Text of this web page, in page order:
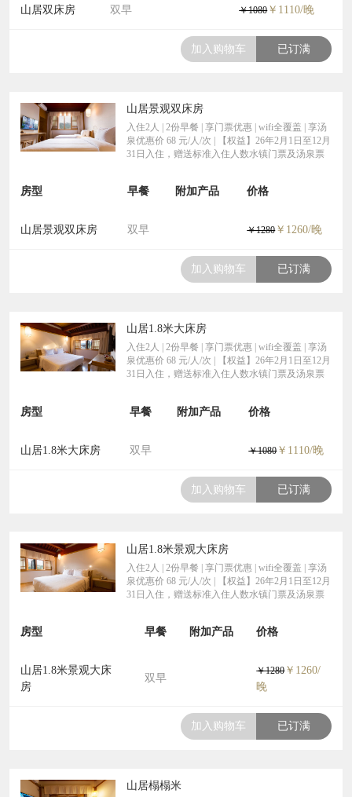
山居双床房 双早 ￥1080￥1110/晚
加入购物车 已订满
山居景观双床房
入住2人 | 2份早餐 | 享门票优惠 | wifi全覆盖 | 享汤
泉优惠价 68 元/人/次 | 【权益】26年2月1日至12月
31日入住，赠送标准入住人数水镇门票及汤泉票
房型 早餐 附加产品 价格
山居景观双床房 双早 ￥1280￥1260/晚
加入购物车 已订满
山居1.8米大床房
入住2人 | 2份早餐 | 享门票优惠 | wifi全覆盖 | 享汤
泉优惠价 68 元/人/次 | 【权益】26年2月1日至12月
31日入住，赠送标准入住人数水镇门票及汤泉票
房型 早餐 附加产品 价格
山居1.8米大床房 双早 ￥1080￥1110/晚
加入购物车 已订满
山居1.8米景观大床房
入住2人 | 2份早餐 | 享门票优惠 | wifi全覆盖 | 享汤
泉优惠价 68 元/人/次 | 【权益】26年2月1日至12月
31日入住，赠送标准入住人数水镇门票及汤泉票
房型 早餐 附加产品 价格
山居1.8米景观大床
房
双早
￥1280￥1260/
晚
加入购物车 已订满
山居榻榻米